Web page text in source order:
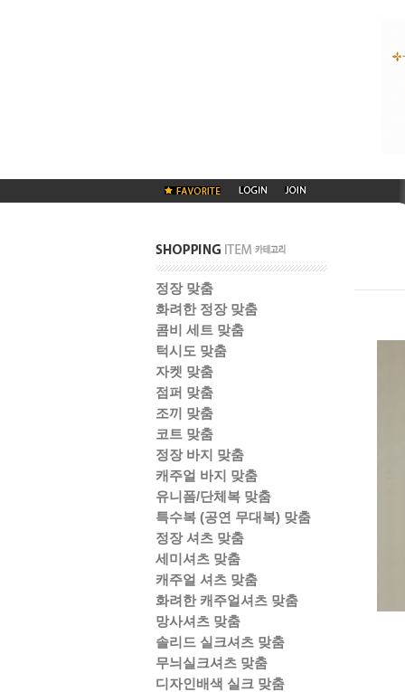
정장 맞춤
화려한 정장 맞춤
콤비 세트 맞춤
턱시도 맞춤
자켓 맞춤
점퍼 맞춤
조끼 맞춤
코트 맞춤
정장 바지 맞춤
캐주얼 바지 맞춤
유니폼/단체복 맞춤
특수복 (공연 무대복) 맞춤
정장 셔츠 맞춤
세미셔츠 맞춤
캐주얼 셔츠 맞춤
화려한 캐주얼셔츠 맞춤
망사셔츠 맞춤
솔리드 실크셔츠 맞춤
무늬실크셔츠 맞춤
디자인배색 실크 맞춤